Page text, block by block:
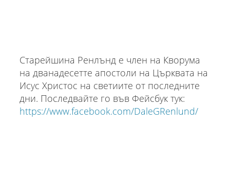
Старейшина Ренлънд е член на Кворума
на дванадесетте апостоли на Църквата на
Исус Христос на светиите от последните
дни. Последвайте го във Фейсбук тук:
https://www.facebook.com/DaleGRenlund/